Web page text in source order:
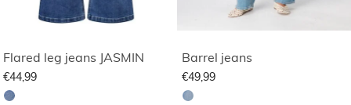
Flared leg jeans JASMIN
€44,99
Barrel jeans
€49,99